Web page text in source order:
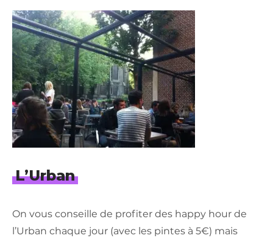
L’Urban
On vous conseille de profiter des happy hour de
l’Urban chaque jour (avec les pintes à 5€) mais